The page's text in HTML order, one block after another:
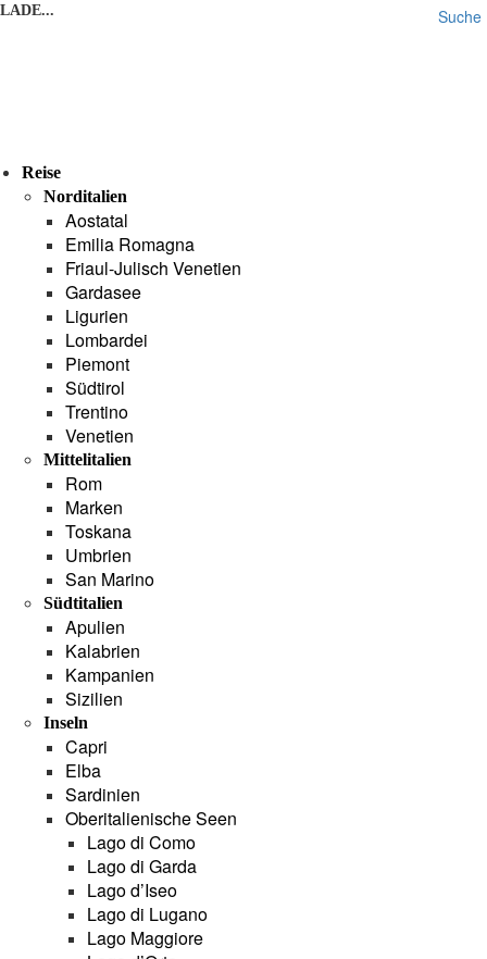
Suche
LADE...
Reise
Norditalien
Aostatal
Emilia Romagna
Friaul-Julisch Venetien
Gardasee
Ligurien
Lombardei
Piemont
Südtirol
Trentino
Venetien
Mittelitalien
Rom
Marken
Toskana
Umbrien
San Marino
Südtitalien
Apulien
Kalabrien
Kampanien
Sizilien
Inseln
Capri
Elba
Sardinien
Oberitalienische Seen
Lago di Como
Lago di Garda
Lago d’Iseo
Lago di Lugano
Lago Maggiore